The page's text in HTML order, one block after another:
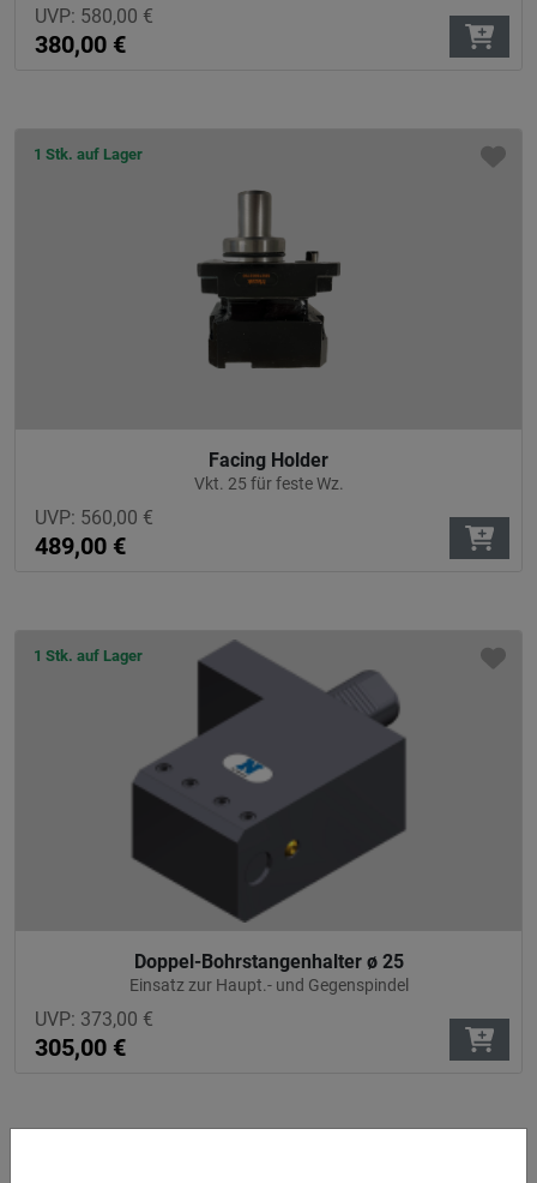
UVP: 580,00 €
380,00 €
1 Stk. auf Lager
Facing Holder
Vkt. 25 für feste Wz.
UVP: 560,00 €
489,00 €
1 Stk. auf Lager
Doppel-Bohrstangenhalter ø 25
Einsatz zur Haupt.- und Gegenspindel
UVP: 373,00 €
305,00 €